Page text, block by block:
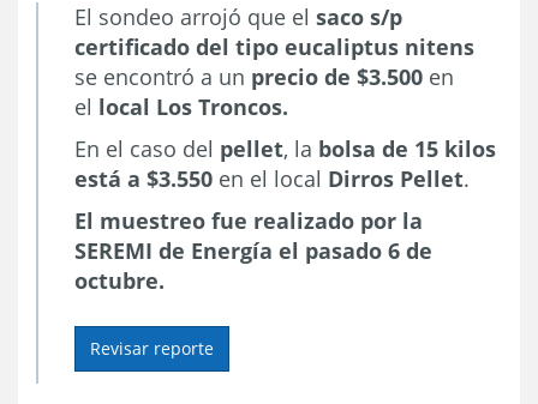
El sondeo arrojó que el saco s/p
certificado del tipo eucaliptus nitens
se encontró a un precio de $3.500 en
el local Los Troncos.
En el caso del pellet, la bolsa de 15 kilos
está a $3.550 en el local Dirros Pellet.
El muestreo fue realizado por la
SEREMI de Energía el pasado 6 de
octubre.
Revisar reporte